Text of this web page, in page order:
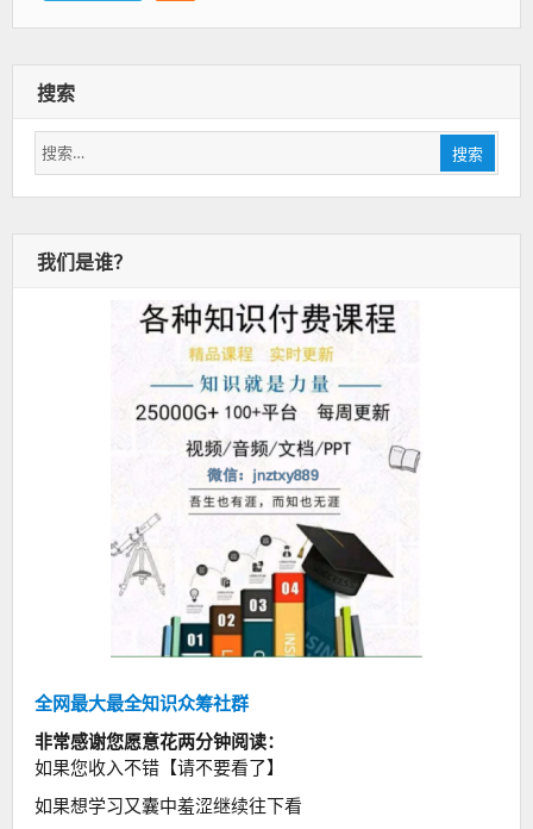
搜索
搜
索：
搜索
我们是谁？
全网最大最全知识众筹社群
非常感谢您愿意花两分钟阅读：
如果您收入不错【请不要看了】
如果想学习又囊中羞涩继续往下看